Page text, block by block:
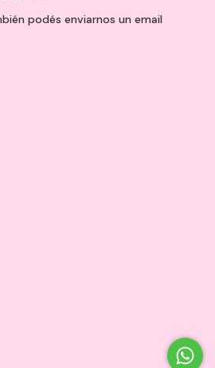
podés enviarnos un email